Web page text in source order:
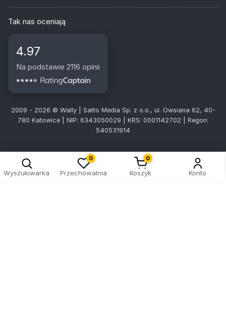
Tak nas oceniają
4.97
Na podstawie 2116 opinii
2009 - 2026 © Wally | Satto Media Sp. z o.o., ul. Owsiana 62, 40-
780 Katowice | NIP: 6343050029 | KRS: 0001142702 | Regon:
540531914
Wyszukiwarka
0
Przechowalnia
0
Koszyk Konto